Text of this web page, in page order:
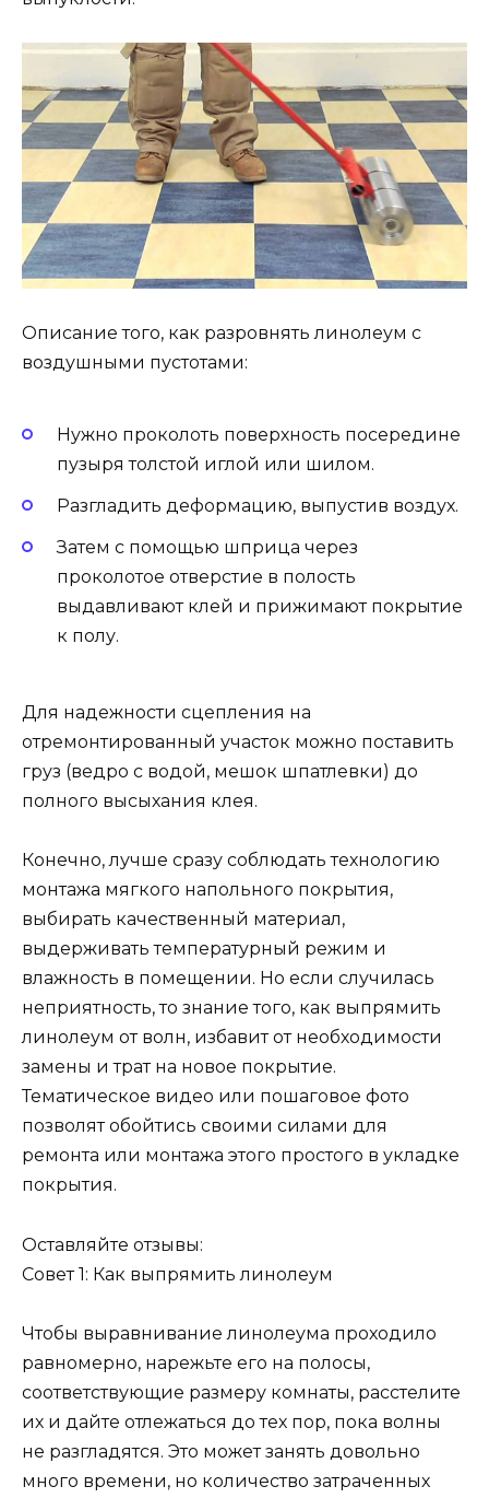
Описание того, как разровнять линолеум с
воздушными пустотами:
Нужно проколоть поверхность посередине
пузыря толстой иглой или шилом.
Разгладить деформацию, выпустив воздух.
Затем с помощью шприца через
проколотое отверстие в полость
выдавливают клей и прижимают покрытие
к полу.
Для надежности сцепления на
отремонтированный участок можно поставить
груз (ведро с водой, мешок шпатлевки) до
полного высыхания клея.
Конечно, лучше сразу соблюдать технологию
монтажа мягкого напольного покрытия,
выбирать качественный материал,
выдерживать температурный режим и
влажность в помещении. Но если случилась
неприятность, то знание того, как выпрямить
линолеум от волн, избавит от необходимости
замены и трат на новое покрытие.
Тематическое видео или пошаговое фото
позволят обойтись своими силами для
ремонта или монтажа этого простого в укладке
покрытия.
Оставляйте отзывы:
Совет 1: Как выпрямить линолеум
Чтобы выравнивание линолеума проходило
равномерно, нарежьте его на полосы,
соответствующие размеру комнаты, расстелите
их и дайте отлежаться до тех пор, пока волны
не разгладятся. Это может занять довольно
много времени, но количество затраченных